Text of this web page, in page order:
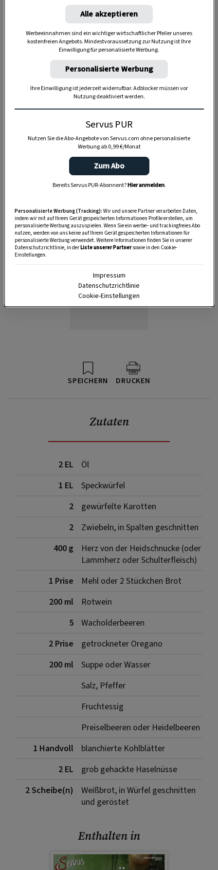
Anzeige
SPEICHERN DRUCKEN
Zutaten
2 EL
Öl
1 EL
Speckwürfel
2
gewürfelte Karotten
2
Zwiebeln, in Spalten geschnitten
400 g
Herz von der Heidschnucke (oder
Lammherz oder Schulterfleisch)
1 Prise
Mehl oder 2 Stückchen Brot
200 ml
Rotwein
5
Wacholderbeeren
2 Prise
getrockneter Oregano
200 ml
Suppe oder Wasser
Salz, Pfeffer
Fruchtessig
Preiselbeeren oder Heidelbeeren
1 Handvoll
blanchierte Kohlblätter
2 EL
grob gehackte Haselnüsse
2 Scheibe(n)
Weißbrot, in Würfel geschnitten
und geröstet
Enthalten in
Alle akzeptieren
Werbeeinnahmen sind ein wichtiger wirtschaftlicher Pfeiler unseres
kostenfreien Angebots. Mindestvoraussetzung zur Nutzung ist Ihre
Einwilligung für personalisierte Werbung.
Personalisierte Werbung
Ihre Einwilligung ist jederzeit widerrufbar. Adblocker müssen vor
Nutzung deaktiviert werden.
Servus PUR
Nutzen Sie die Abo-Angebote von Servus.com ohne personalisierte
Werbung ab 0,99 €/Monat
Zum Abo
Bereits Servus PUR-Abonnent?Hier anmelden.
Personalisierte Werbung (Tracking): Wir und unsere Partner verarbeiten Daten,
indem wir mit auf Ihrem Gerät gespeicherten Informationen Profile erstellen, um
personalisierte Werbung auszuspielen. Wenn Sie ein werbe– und trackingfreies Abo
nutzen, werden von uns keine auf Ihrem Gerät gespeicherten Informationen für
personalisierte Werbung verwendet. Weitere Informationen finden Sie in unserer
Datenschutzrichtlinie, in derListe unserer Partnersowie in den Cookie-
Einstellungen.
Impressum
Datenschutzrichtlinie
Cookie-Einstellungen